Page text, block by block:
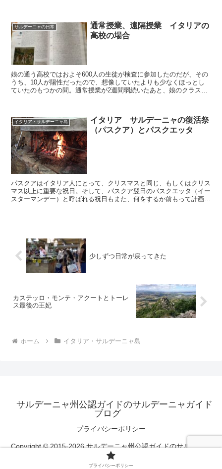
だけで、ほぼ人は住んでおらず、ヤギや牛が花崗岩の岩々と地中海の
灌木の間のわずかな草をはんでいる痩せた土地であった。
サルデーニャの日常
通常授業、遠隔授業 イタリアの
高校の場合
娘の通う高校ではおよそ600人の生徒が検査に参加したのだが、その
うち、10人が陽性だったので、想像していたよりも少なくほっとし
ていたのもつかの間。通常授業が2週間弱続いたあと、娘のクラスの
イタリア・サルデーニャ島
イタリア サルデーニャの復活祭
（パスクア）とパスクエッタ
パスクアはイタリア人にとって、クリスマスと同じ、もしくはクリス
マス以上に重要な祝日。そして、パスクア翌日のパスクエッタ（イー
スターマンデー）と呼ばれる祝日もまた、何をするか前もって計画を
少しずつ日常が戻ってきた
カステッロ・モンテ・アクートとトーレ
ス最後の王妃
ホーム イタリア・サルデーニャ島
サルデーニャ州公認ガイドのサルデーニャガイド
ブログ
プライバシーポリシー
Copyright © 2015-2026 サルデーニャ州公認ガイドのサルデーニ
ャガイドブログ All Rights Reserved.
プライバシーポリシー